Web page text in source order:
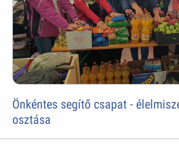
Önkéntes segítő csapat -
osztása